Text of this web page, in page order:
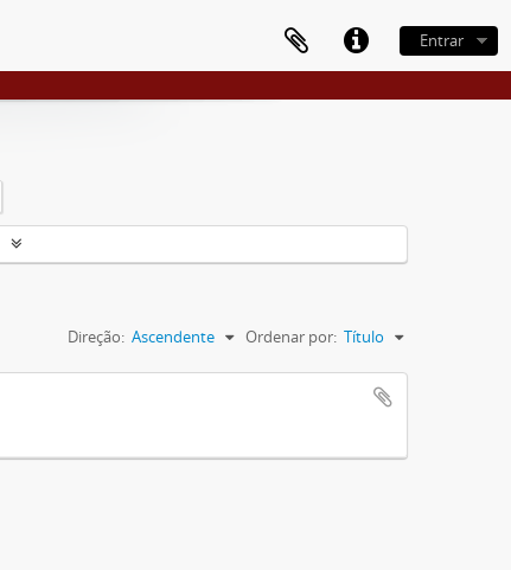
Entrar
Ordenar por: Título
Direção: Ascendente